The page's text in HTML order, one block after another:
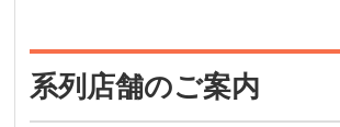
系列店舗のご案内